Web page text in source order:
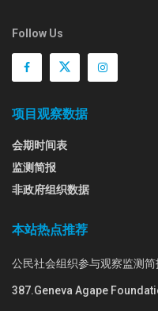
Follow Us
项目观察数据
会期时间表
监测简报
非政府组织数据
本站热点推荐
公民社会组织参与观察监测
387.Geneva Agape